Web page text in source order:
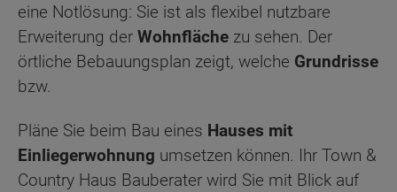
eine Notlösung: Sie ist als flexibel nutzbare
Erweiterung der Wohnfläche zu sehen. Der
örtliche Bebauungsplan zeigt, welche Grundrisse
bzw.
Pläne Sie beim Bau eines Hauses mit
Einliegerwohnung umsetzen können. Ihr Town &
Country Haus Bauberater wird Sie mit Blick auf